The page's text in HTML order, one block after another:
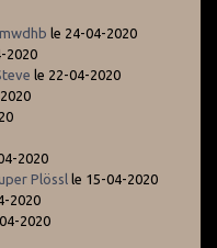
le 24-04-2020
2020
le 22-04-2020
2020
Plössl le 15-04-2020
2020
2020